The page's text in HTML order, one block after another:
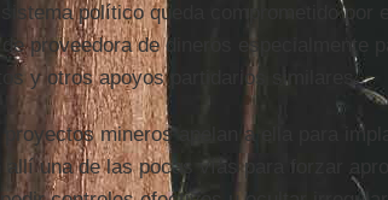
político queda comprometido por
de proveedora de dineros especialmente
y otros apoyos partidarios similares.
proyectos mineros apelan a ella para
una de las pocas vías para forzar